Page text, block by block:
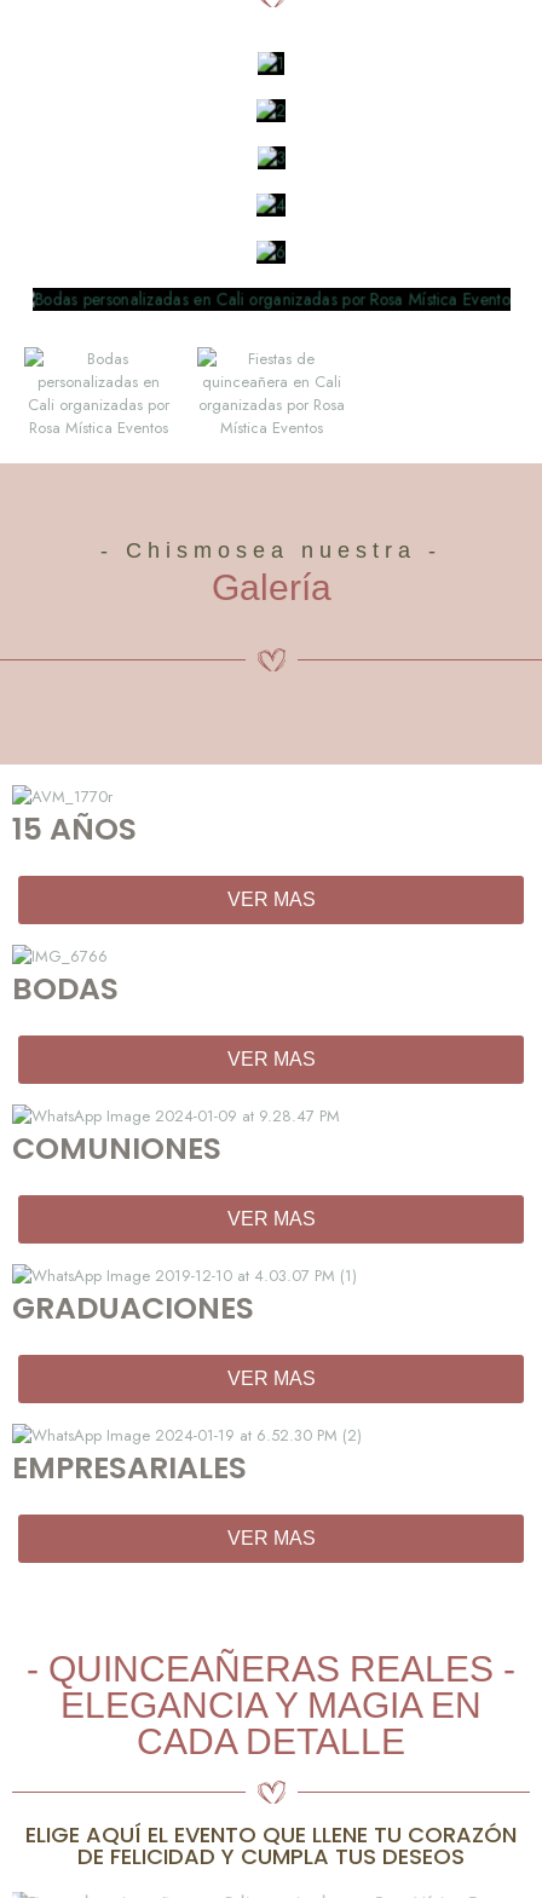
- Chismosea nuestra -
Galería
15 AÑOS
VER MAS
BODAS
VER MAS
COMUNIONES
VER MAS
GRADUACIONES
VER MAS
EMPRESARIALES
VER MAS
- QUINCEAÑERAS REALES -
ELEGANCIA Y MAGIA EN
CADA DETALLE
ELIGE AQUÍ EL EVENTO QUE LLENE TU CORAZÓN
DE FELICIDAD Y CUMPLA TUS DESEOS